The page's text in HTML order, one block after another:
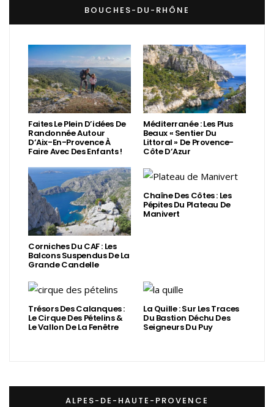
BOUCHES-DU-RHÔNE
Faites Le Plein D’idées De
Randonnée Autour
D’Aix-En-Provence À
Faire Avec Des Enfants !
Méditerranée : Les Plus
Beaux « Sentier Du
Littoral » De Provence-
Côte D’Azur
Corniches Du CAF : Les
Balcons Suspendus De La
Grande Candelle
Chaîne Des Côtes : Les
Pépites Du Plateau De
Manivert
Trésors Des Calanques :
Le Cirque Des Pételins &
Le Vallon De La Fenêtre
La Quille : Sur Les Traces
Du Bastion Déchu Des
Seigneurs Du Puy
ALPES-DE-HAUTE-PROVENCE